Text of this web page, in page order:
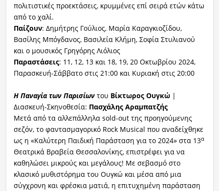
πολιτιστικές προεκτάσεις, κρυμμένες επί σειρά ετών κάτω
από το χαλί.
Παίζουν: Δημήτρης Γούλιος, Μαρία Καραγκιοζίδου,
Βασίλης Μπόγδανος, Βασιλεία Κλήμη, Σοφία Στυλιανού
και ο μουσικός Γρηγόρης Λιόλιος
Παραστάσεις: 11, 12, 13 και 18, 19, 20 Οκτωβρίου 2024,
Παρασκευή-Σάββατο στις 21:00 και Κυριακή στις 20:00
Η Παναγία των Παρισίωντου Βίκτωρος Ουγκώ|
Διασκευή-Σκηνοθεσία: Πασχάλης Αραμπατζής
Μετά από τα αλλεπάλληλα sold-out της προηγούμενης
σεζόν, το φαντασμαγορικό Rock Musical που αναδείχθηκε
ως η «Καλύτερη Παιδική Παράσταση για το 2024» στα 13α
Θεατρικά Βραβεία Θεσσαλονίκης, επιστρέφει για να
καθηλώσει μικρούς και μεγάλους! Με σεβασμό στο
κλασικό μυθιστόρημα του Ουγκώ και μέσα από μια
σύγχρονη και φρέσκια ματιά, η επιτυχημένη παράσταση